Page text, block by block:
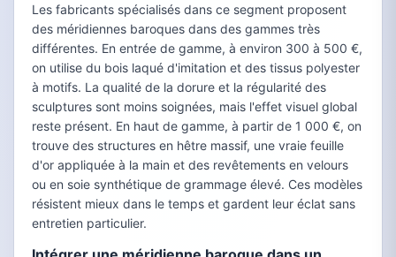
Les fabricants spécialisés dans ce segment proposent
des méridiennes baroques dans des gammes très
différentes. En entrée de gamme, à environ 300 à 500 €,
on utilise du bois laqué d'imitation et des tissus polyester
à motifs. La qualité de la dorure et la régularité des
sculptures sont moins soignées, mais l'effet visuel global
reste présent. En haut de gamme, à partir de 1 000 €, on
trouve des structures en hêtre massif, une vraie feuille
d'or appliquée à la main et des revêtements en velours
ou en soie synthétique de grammage élevé. Ces modèles
résistent mieux dans le temps et gardent leur éclat sans
entretien particulier.